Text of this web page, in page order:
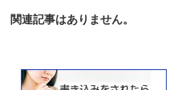
関連記事はありません。